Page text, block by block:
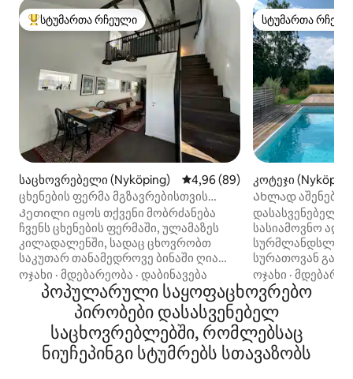
სტუმართა რჩეული მოწინავე ვარიანტი
სტუმართა რჩეული
საცხოვრებელი (Nyköping) საშუალო შეფასებაა 5‑დან
4,96 (89)
ცხენების ფერმა მგზავრებისთვის
ბერგშჰამარში, ნიჩეპინგი
Კეთილი იყოს თქვენი მობრძანება
ჩვენს ცხენების ფერმაში, ულამაზეს
კილადალენში, სადაც ცხოვრობთ
საკუთარ თანამედროვე ბინაში ღია
განლაგებით. Ჩვენ გვყავს 4 ცხენი და 3
პატარა ძაღლი, რომლებიც უფასოდ
დარბიან ეზოში. Ეზოში შესაძლებელია
პარკირება და ელექტრომობილის
დამუხტვის შესაძლებლობა. Ფეხით
სავალ მანძილზე Sörmlandsleden, Åby
Golfklubb (1 კმ) და Skavsta Airport (4
ოჯახი · მდებარეობა · დაბინავება
სტუმართა
სტუმართა
კოტეჯი
Ახლად
სახლი აუზით
დასასვენებელი
სასიამოვნო
სურათოვან
აშენდა 2019
თანამედროვე
სასადილო
აუზით (28
აგვისტომდე. 10
მანძილია
ჯიხური,
ოჯახი ·
პოპულარული საყოფაცხოვრებო
პირობები დასასვენებელ
საცხოვრებლებში, რომლებსაც
ნიუჩეპინგი სტუმრებს სთავაზობს